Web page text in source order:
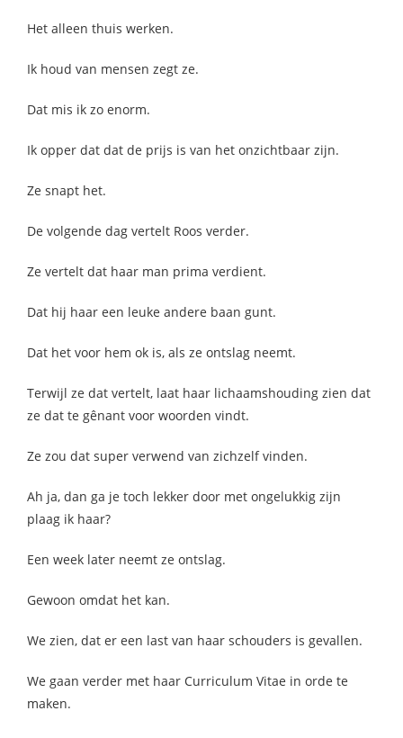
Het alleen thuis werken.
Ik houd van mensen zegt ze.
Dat mis ik zo enorm.
Ik opper dat dat de prijs is van het onzichtbaar zijn.
Ze snapt het.
De volgende dag vertelt Roos verder.
Ze vertelt dat haar man prima verdient.
Dat hij haar een leuke andere baan gunt.
Dat het voor hem ok is, als ze ontslag neemt.
Terwijl ze dat vertelt, laat haar lichaamshouding zien dat
ze dat te gênant voor woorden vindt.
Ze zou dat super verwend van zichzelf vinden.
Ah ja, dan ga je toch lekker door met ongelukkig zijn
plaag ik haar?
Een week later neemt ze ontslag.
Gewoon omdat het kan.
We zien, dat er een last van haar schouders is gevallen.
We gaan verder met haar Curriculum Vitae in orde te
maken.